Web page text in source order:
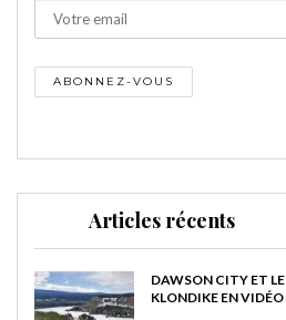
Articles récents
DAWSON CITY ET LE
KLONDIKE EN VIDÉO